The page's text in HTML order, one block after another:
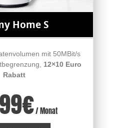
Home S
mit 50MBit/s
12×10 Euro
Rabatt
€/ Monat